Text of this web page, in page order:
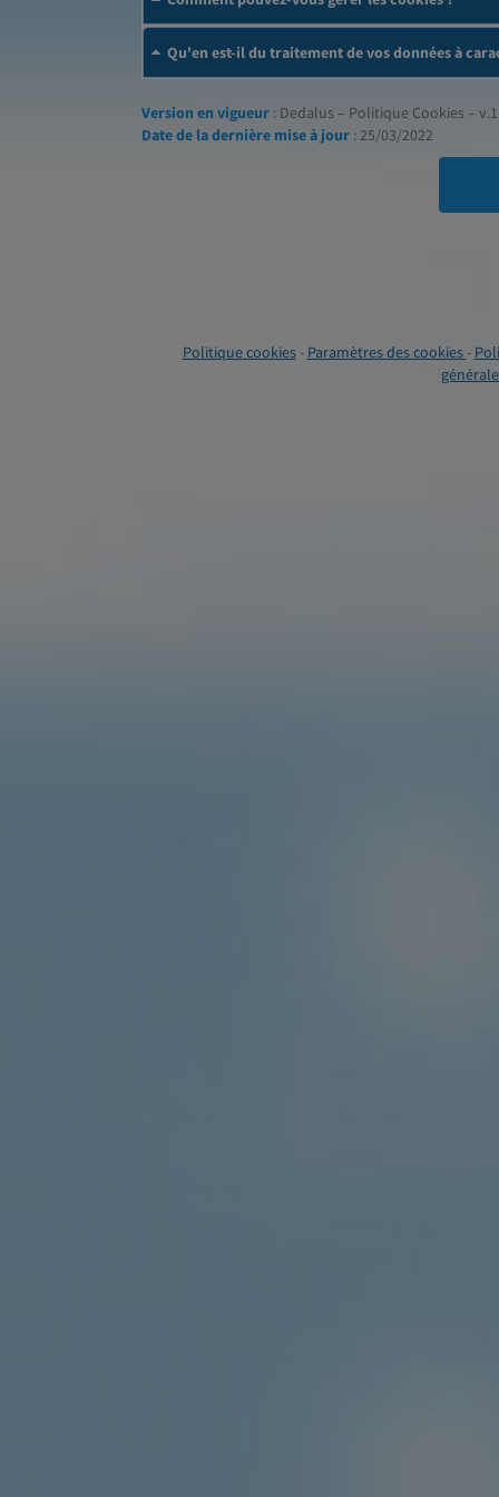
Qu'en est-il du traitement de vos données à
Version en vigueur : Dedalus – Politique Cookies –
Date de la dernière mise à jour : 25/03/2022
Politique cookies- Paramètres des cookies-